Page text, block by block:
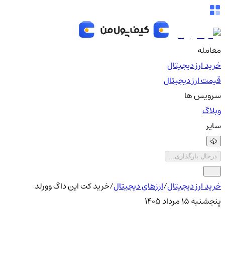
معامله
خرید ارز دیجیتال
قیمت ارز دیجیتال
سرویس ها
وبلاگ
سایر
درحال بارگذاری...
خرید ارز دیجیتال/ارزهای دیجیتال/خرید کت این داگ وورلد
پنجشنبه ۱۵ مرداد ۱۴۰۵